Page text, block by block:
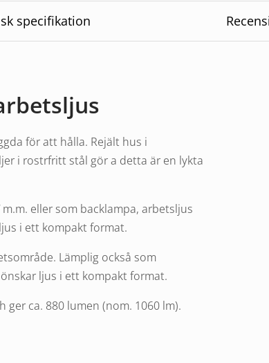
specifikation
för att hålla. Rejält hus i
i rostrfritt stål gör a detta är en lykta
m.m. eller som backlampa, arbetsljus
i ett kompakt format.
Lämplig också som
ljus i ett kompakt format.
ger ca. 880 lumen (nom. 1060 lm).